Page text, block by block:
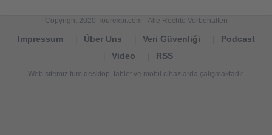
Copyright 2020 Tourexpi.com - Alle Rechte Vorbehalten
Impressum Über Uns Veri Güvenliği
Podcast
Video
RSS
Web sitemiz tüm desktop, tablet ve mobil cihazlarda çalışmaktadır.